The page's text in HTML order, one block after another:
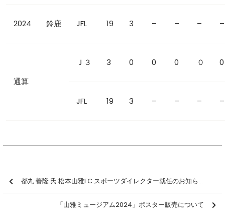
2024 鈴鹿 JFL 19 3 – – – –
通算
Ｊ３ 3 0 0 0 ０ 0
JFL 19 3 – – – –
都丸 善隆 氏 松本山雅FC スポーツダイレクター就任のお知らせ
「山雅ミュージアム2024」ポスター販売について